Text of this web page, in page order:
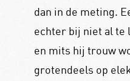
dan in de meting.
echter bij niet al te
en mits hij trouw
grotendeels op